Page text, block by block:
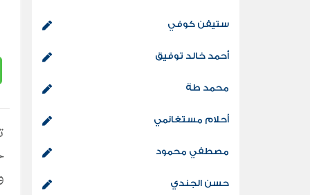
ستيفن كوفي
أحمد خالد توفيق
محمد طة
أحلام مستغانمي
مصطفي محمود
حسن الجندي